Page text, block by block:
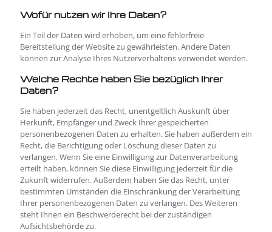
Wofür nutzen wir Ihre Daten?
Ein Teil der Daten wird erhoben, um eine fehlerfreie
Bereitstellung der Website zu gewährleisten. Andere Daten
können zur Analyse Ihres Nutzerverhaltens verwendet werden.
Welche Rechte haben Sie bezüglich Ihrer
Daten?
Sie haben jederzeit das Recht, unentgeltlich Auskunft über
Herkunft, Empfänger und Zweck Ihrer gespeicherten
personenbezogenen Daten zu erhalten. Sie haben außerdem ein
Recht, die Berichtigung oder Löschung dieser Daten zu
verlangen. Wenn Sie eine Einwilligung zur Datenverarbeitung
erteilt haben, können Sie diese Einwilligung jederzeit für die
Zukunft widerrufen. Außerdem haben Sie das Recht, unter
bestimmten Umständen die Einschränkung der Verarbeitung
Ihrer personenbezogenen Daten zu verlangen. Des Weiteren
steht Ihnen ein Beschwerderecht bei der zuständigen
Aufsichtsbehörde zu.